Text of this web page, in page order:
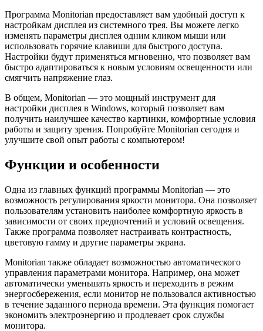
Программа Monitorian предоставляет вам удобный доступ к
настройкам дисплея из системного трея. Вы можете легко
изменять параметры дисплея одним кликом мыши или
использовать горячие клавиши для быстрого доступа.
Настройки будут применяться мгновенно, что позволяет вам
быстро адаптироваться к новым условиям освещенности или
смягчить напряжение глаз.
В общем, Monitorian — это мощный инструмент для
настройки дисплея в Windows, который позволяет вам
получить наилучшее качество картинки, комфортные условия
работы и защиту зрения. Попробуйте Monitorian сегодня и
улучшите свой опыт работы с компьютером!
Функции и особенности
Одна из главных функций программы Monitorian — это
возможность регулирования яркости монитора. Она позволяет
пользователям установить наиболее комфортную яркость в
зависимости от своих предпочтений и условий освещения.
Также программа позволяет настраивать контрастность,
цветовую гамму и другие параметры экрана.
Monitorian также обладает возможностью автоматического
управления параметрами монитора. Например, она может
автоматически уменьшать яркость и переходить в режим
энергосбережения, если монитор не пользовался активностью
в течение заданного периода времени. Эта функция помогает
экономить электроэнергию и продлевает срок службы
монитора.